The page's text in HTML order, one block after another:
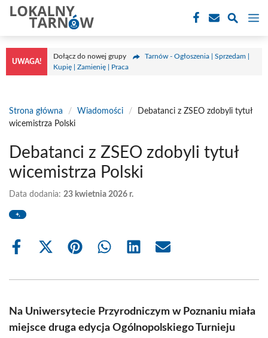
Przejdź
treści
UWAGA!
Dołącz do nowej grupy
Tarnów - Ogłoszenia | Sprzedam |
Kupię | Zamienię | Praca
Strona główna / Wiadomości /
Debatanci z ZSEO zdobyli tytuł
wicemistrza Polski
Debatanci z ZSEO zdobyli tytuł
wicemistrza Polski
Data dodania: 23 kwietnia 2026 r.
Share
Share
(Twitter)
Share Share Share Share
Na Uniwersytecie Przyrodniczym w Poznaniu miała
miejsce druga edycja Ogólnopolskiego Turnieju